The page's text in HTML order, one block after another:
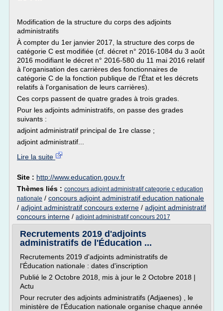
Modification de la structure du corps des adjoints
administratifs
À compter du 1er janvier 2017, la structure des corps de
catégorie C est modifiée (cf. décret n° 2016-1084 du 3 août
2016 modifiant le décret n° 2016-580 du 11 mai 2016 relatif
à l'organisation des carrières des fonctionnaires de
catégorie C de la fonction publique de l'État et les décrets
relatifs à l'organisation de leurs carrières).
Ces corps passent de quatre grades à trois grades.
Pour les adjoints administratifs, on passe des grades
suivants :
adjoint administratif principal de 1re classe ;
adjoint administratif...
Lire la suite
Site : http://www.education.gouv.fr
Thèmes liés : concours adjoint administratif categorie c education
nationale / concours adjoint administratif education nationale
/ adjoint administratif concours externe / adjoint administratif
concours interne / adjoint administratif concours 2017
Recrutements 2019 d'adjoints
administratifs de l'Éducation ...
Recrutements 2019 d'adjoints administratifs de
l'Éducation nationale : dates d'inscription
Publié le 2 Octobre 2018, mis à jour le 2 Octobre 2018 |
Actu
Pour recruter des adjoints administratifs (Adjaenes) , le
ministère de l'Éducation nationale organise chaque année